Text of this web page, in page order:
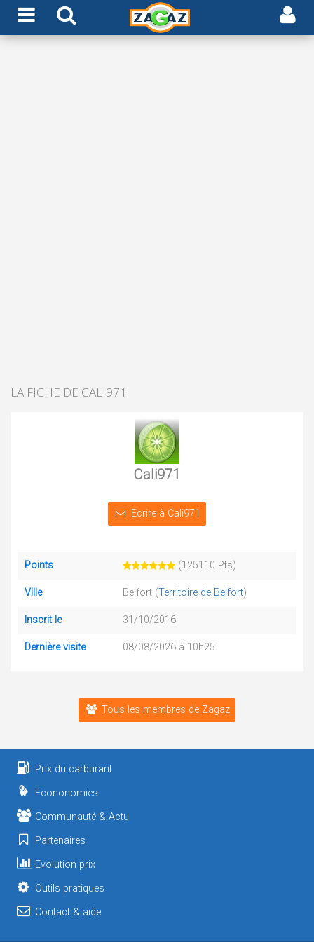
LA FICHE DE CALI971
Cali971
Ecrire à Cali971
Points (125110 Pts)
Ville Belfort (Territoire de Belfort)
Inscrit le 31/10/2016
Dernière visite 08/08/2026 à 10h25
Tous les membres de Zagaz
Prix du carburant
Econonomies
Communauté & Actu
Partenaires
Evolution prix
Outils pratiques
Contact & aide